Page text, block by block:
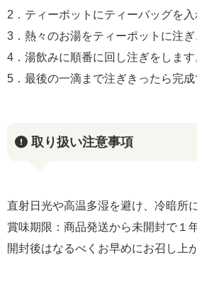
2．ティーポットにティーバッグを入
3．熱々のお湯をティーポットに注ぎ
4．湯飲みに順番に回し注ぎをします
5．最後の一滴まで注ぎきったら完成
取り扱い注意事項
直射日光や高温多湿を避け、冷暗所
賞味期限：商品発送から未開封で１
開封後はなるべくお早めにお召し上